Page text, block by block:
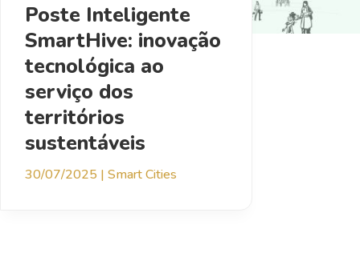
Poste Inteligente
SmartHive: inovação
tecnológica ao
serviço dos
territórios
sustentáveis
30/07/2025 | Smart Cities